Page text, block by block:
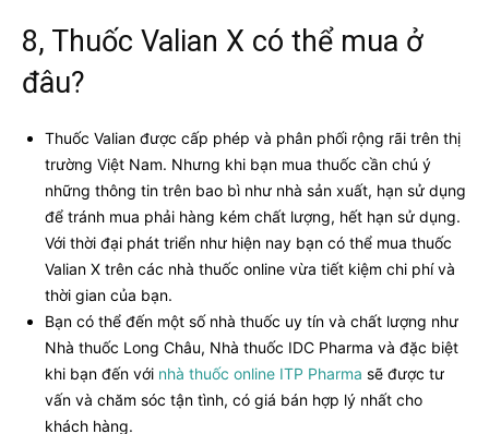
8, Thuốc Valian X có thể mua ở
đâu?
Thuốc Valian được cấp phép và phân phối rộng rãi trên thị
trường Việt Nam. Nhưng khi bạn mua thuốc cần chú ý
những thông tin trên bao bì như nhà sản xuất, hạn sử dụng
để tránh mua phải hàng kém chất lượng, hết hạn sử dụng.
Với thời đại phát triển như hiện nay bạn có thể mua thuốc
Valian X trên các nhà thuốc online vừa tiết kiệm chi phí và
thời gian của bạn.
Bạn có thể đến một số nhà thuốc uy tín và chất lượng như
Nhà thuốc Long Châu, Nhà thuốc IDC Pharma và đặc biệt
khi bạn đến với nhà thuốc online ITP Pharma sẽ được tư
vấn và chăm sóc tận tình, có giá bán hợp lý nhất cho
khách hàng.